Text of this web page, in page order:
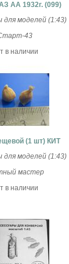
АА 1932г. (099)
для моделей (1:43)
43
в наличии
(1 шт) КИТ
для моделей (1:43)
мастер
в наличии